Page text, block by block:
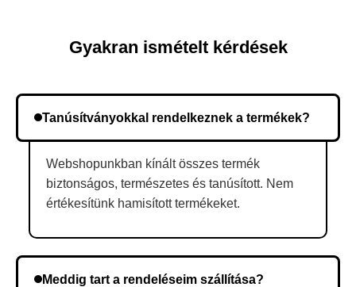
Gyakran ismételt kérdések
Tanúsítványokkal rendelkeznek a termékek?
Webshopunkban kínált összes termék
biztonságos, természetes és tanúsított. Nem
értékesítünk hamisított termékeket.
Meddig tart a rendeléseim szállítása?